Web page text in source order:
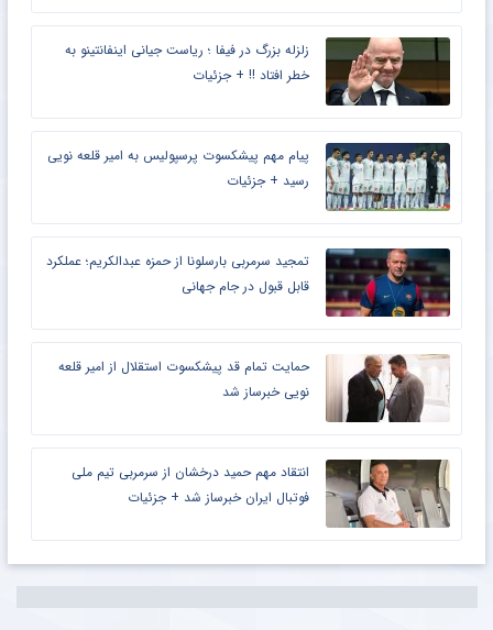
زلزله بزرگ در فیفا ؛ ریاست جیانی اینفانتینو به
خطر افتاد !! + جزئیات
پیام مهم پیشکسوت پرسپولیس به امیر قلعه نویی
رسید + جزئیات
تمجید سرمربی بارسلونا از حمزه عبدالکریم؛ عملکرد
قابل قبول در جام جهانی
حمایت تمام قد پیشکسوت استقلال از امیر قلعه
نویی خبرساز شد
انتقاد مهم حمید درخشان از سرمربی تیم ملی
فوتبال ایران خبرساز شد + جزئیات